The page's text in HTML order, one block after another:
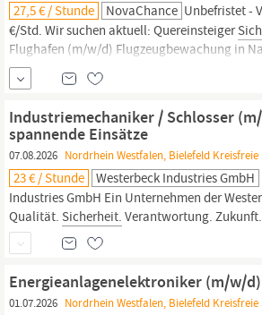
27,5 € / Stunde NovaChance Unbefristet -
€/Std. Wir suchen aktuell: Quereinsteiger
Flughafen (m/w/d) Flugzeugbewachung in
Bielefeld
Als wachsendes
Team Verstärkung in
Sicherheitsmitarbeiter
Industriemechaniker / Schlosser
spannende Einsätze
07.08.2026 Nordrhein Westfalen, Bielefeld
23 € / Stunde Westerbeck Industries GmbH
Industries GmbH Ein Unternehmen der
Qualität. Sicherheit. Verantwortung. Zukunft.
Energieanlagenelektroniker (m/w/d)
01.07.2026 Nordrhein Westfalen, Bielefeld Kreisfreie